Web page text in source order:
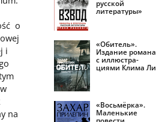
o
i
na
русской
литературы»
«Обитель».
Издание романа
с иллюстра­
циями Клима Ли
«Восьмёрка».
Маленькие